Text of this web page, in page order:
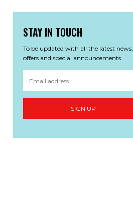
STAY IN TOUCH
To be updated with all the latest news,
offers and special announcements.
SIGN UP